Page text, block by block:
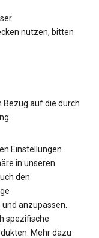
nutzen, bitten
Bezug auf die durch
Einstellungen
in unseren
den
anzupassen.
spezifische
Mehr dazu